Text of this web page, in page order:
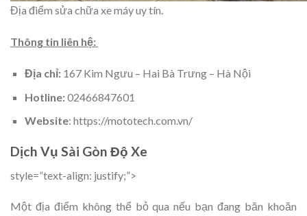
Địa điểm sửa chữa xe máy uy tín.
Thông tin liên hệ:
Địa chỉ:167 Kim Ngưu – Hai Bà Trưng – Hà Nội
Hotline:02466847601
Website: https://mototech.com.vn/
Dịch Vụ Sài Gòn Độ Xe
style=”text-align: justify;”>
Một địa điểm không thể bỏ qua nếu bạn đang băn khoăn